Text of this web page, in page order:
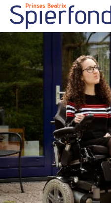
Waar ben je naar op zoek?